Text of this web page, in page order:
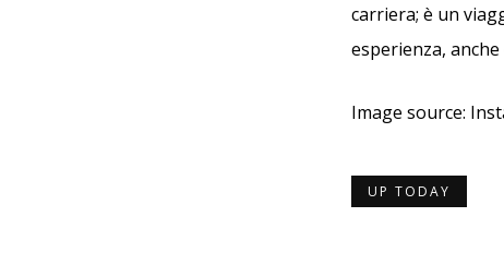
carriera; è un
esperienza,
Image source:
UP TODAY